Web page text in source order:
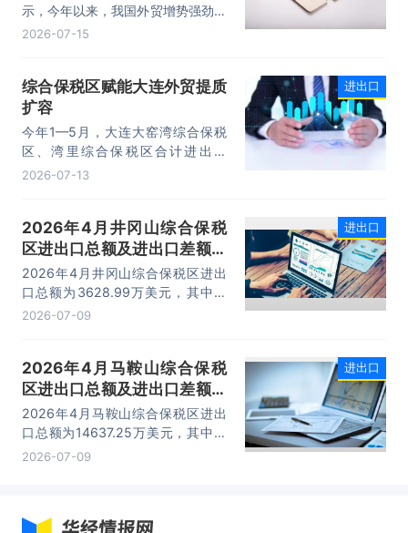
示，今年以来，我国外贸增势强劲、
走势稳健。据海关统计，今年上半
14.73万亿元，增长13.4%，进口
10.74万亿元，增长22.1%。
2026-07-15
综合保税区赋能大连外贸提质
扩容
今年1—5月，大连大窑湾综合保税
区、湾里综合保税区合计进出口
332.22亿元，同比增长21%，占大
台。
2026-07-13
进出口
2026年4月井冈山综合保税
区进出口总额及进出口差额统
计分析
2026年4月井冈山综合保税区进出
口总额为3628.99万美元，其中：
出口额为1562.95万美元，进口额为
2026-07-09
进出口
2026年4月马鞍山综合保税
区进出口总额及进出口差额统
计分析
2026年4月马鞍山综合保税区进出
口总额为14637.25万美元，其中：
出口额为14365.71万美元，进口额
2026-07-09
进出口